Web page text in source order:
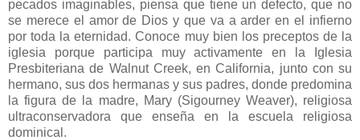
pecados imaginables, piensa que tiene un defecto, que no
se merece el amor de Dios y que va a arder en el infierno
por toda la eternidad. Conoce muy bien los preceptos de la
iglesia porque participa muy activamente en la Iglesia
Presbiteriana de Walnut Creek, en California, junto con su
hermano, sus dos hermanas y sus padres, donde predomina
la figura de la madre, Mary (Sigourney Weaver), religiosa
ultraconservadora que enseña en la escuela religiosa
dominical.